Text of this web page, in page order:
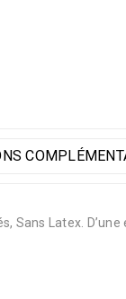
Sans Latex.